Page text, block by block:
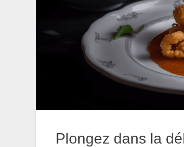
Plongez dans la